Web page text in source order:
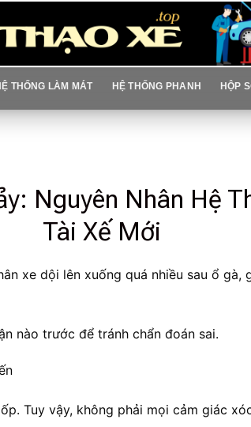
THỐNG LÀM MÁT HỆ THỐNG PHANH HỘP
Nguyên Nhân Hệ
Tài Xế Mới
xe dội lên xuống quá nhiều sau ổ
nào trước để tránh chẩn đoán sai.
Tuy vậy, không phải mọi cảm giác